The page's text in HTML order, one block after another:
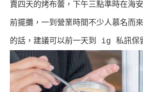
賣四天的烤布蕾，下午三點準時在海
前擺攤，一到營業時間不少人慕名而來
的話，建議可以前一天到 ig 私訊保